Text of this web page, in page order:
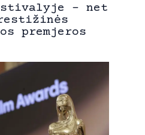
– net
premjeros